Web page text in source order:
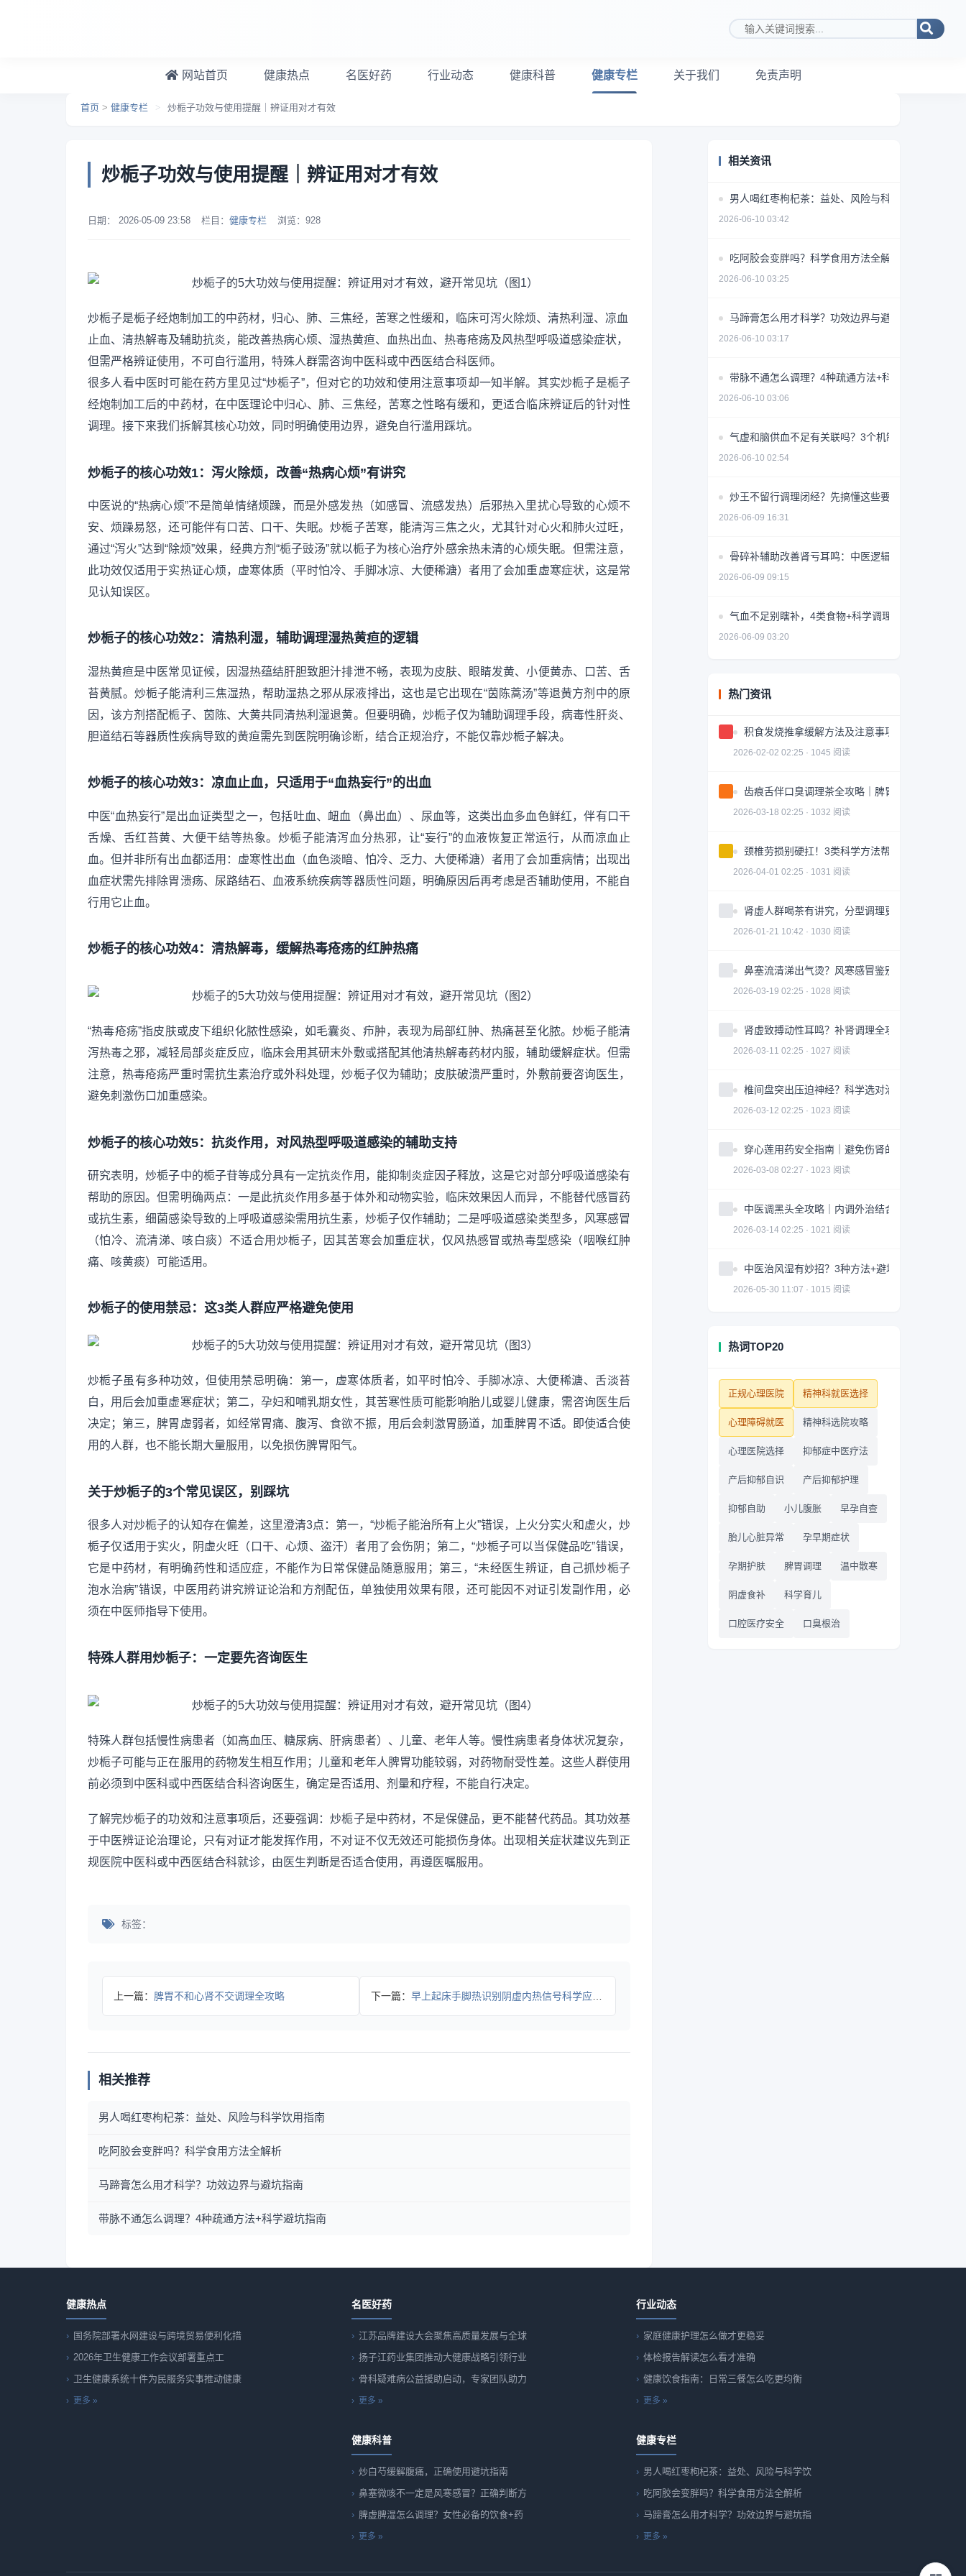
搜索关键词
网站首页 健康热点 名医好药 行业动态 健康科普 健康专栏 关于我们 免责声明
首页 > 健康专栏 > 炒栀子功效与使用提醒｜辨证用对才有效
炒栀子功效与使用提醒｜辨证用对才有效
日期： 2026-05-09 23:58 栏目： 健康专栏 浏览： 928
炒栀子是栀子经炮制加工的中药材，归心、肺、三焦经，苦寒之性缓和，临床可泻火除烦、清热利湿、凉血
止血、清热解毒及辅助抗炎，能改善热病心烦、湿热黄疸、血热出血、热毒疮疡及风热型呼吸道感染症状，
但需严格辨证使用，不可自行滥用，特殊人群需咨询中医科或中西医结合科医师。
很多人看中医时可能在药方里见过“炒栀子”，但对它的功效和使用注意事项却一知半解。其实炒栀子是栀子
经炮制加工后的中药材，在中医理论中归心、肺、三焦经，苦寒之性略有缓和，更适合临床辨证后的针对性
调理。接下来我们拆解其核心功效，同时明确使用边界，避免自行滥用踩坑。
炒栀子的核心功效1：泻火除烦，改善“热病心烦”有讲究
中医说的“热病心烦”不是简单情绪烦躁，而是外感发热（如感冒、流感发热）后邪热入里扰心导致的心烦不
安、烦躁易怒，还可能伴有口苦、口干、失眠。炒栀子苦寒，能清泻三焦之火，尤其针对心火和肺火过旺，
通过“泻火”达到“除烦”效果，经典方剂“栀子豉汤”就以栀子为核心治疗外感余热未清的心烦失眠。但需注意，
此功效仅适用于实热证心烦，虚寒体质（平时怕冷、手脚冰凉、大便稀溏）者用了会加重虚寒症状，这是常
见认知误区。
炒栀子的核心功效2：清热利湿，辅助调理湿热黄疸的逻辑
湿热黄疸是中医常见证候，因湿热蕴结肝胆致胆汁排泄不畅，表现为皮肤、眼睛发黄、小便黄赤、口苦、舌
苔黄腻。炒栀子能清利三焦湿热，帮助湿热之邪从尿液排出，这也是它出现在“茵陈蒿汤”等退黄方剂中的原
因，该方剂搭配栀子、茵陈、大黄共同清热利湿退黄。但要明确，炒栀子仅为辅助调理手段，病毒性肝炎、
胆道结石等器质性疾病导致的黄疸需先到医院明确诊断，结合正规治疗，不能仅靠炒栀子解决。
炒栀子的核心功效3：凉血止血，只适用于“血热妄行”的出血
中医“血热妄行”是出血证类型之一，包括吐血、衄血（鼻出血）、尿血等，这类出血多血色鲜红，伴有口干
舌燥、舌红苔黄、大便干结等热象。炒栀子能清泻血分热邪，让“妄行”的血液恢复正常运行，从而凉血止
血。但并非所有出血都适用：虚寒性出血（血色淡暗、怕冷、乏力、大便稀溏）者用了会加重病情；出现出
血症状需先排除胃溃疡、尿路结石、血液系统疾病等器质性问题，明确原因后再考虑是否辅助使用，不能自
行用它止血。
炒栀子的核心功效4：清热解毒，缓解热毒疮疡的红肿热痛
“热毒疮疡”指皮肤或皮下组织化脓性感染，如毛囊炎、疖肿，表现为局部红肿、热痛甚至化脓。炒栀子能清
泻热毒之邪，减轻局部炎症反应，临床会用其研末外敷或搭配其他清热解毒药材内服，辅助缓解症状。但需
注意，热毒疮疡严重时需抗生素治疗或外科处理，炒栀子仅为辅助；皮肤破溃严重时，外敷前要咨询医生，
避免刺激伤口加重感染。
炒栀子的核心功效5：抗炎作用，对风热型呼吸道感染的辅助支持
研究表明，炒栀子中的栀子苷等成分具有一定抗炎作用，能抑制炎症因子释放，这是它对部分呼吸道感染有
帮助的原因。但需明确两点：一是此抗炎作用多基于体外和动物实验，临床效果因人而异，不能替代感冒药
或抗生素，细菌感染导致的上呼吸道感染需用抗生素，炒栀子仅作辅助；二是呼吸道感染类型多，风寒感冒
（怕冷、流清涕、咳白痰）不适合用炒栀子，因其苦寒会加重症状，仅风热感冒或热毒型感染（咽喉红肿
痛、咳黄痰）可能适用。
炒栀子的使用禁忌：这3类人群应严格避免使用
炒栀子虽有多种功效，但使用禁忌明确：第一，虚寒体质者，如平时怕冷、手脚冰凉、大便稀溏、舌淡苔
白，用后会加重虚寒症状；第二，孕妇和哺乳期女性，其苦寒性质可能影响胎儿或婴儿健康，需咨询医生后
决定；第三，脾胃虚弱者，如经常胃痛、腹泻、食欲不振，用后会刺激胃肠道，加重脾胃不适。即使适合使
用的人群，也不能长期大量服用，以免损伤脾胃阳气。
关于炒栀子的3个常见误区，别踩坑
很多人对炒栀子的认知存在偏差，这里澄清3点：第一，“炒栀子能治所有上火”错误，上火分实火和虚火，炒
栀子仅适用于实火，阴虚火旺（口干、心烦、盗汗）者用了会伤阴；第二，“炒栀子可以当保健品吃”错误，
它是中药材，有明确药性和适应症，不能作为日常保健品随意服用；第三，“未经医生辨证，自己抓炒栀子
泡水治病”错误，中医用药讲究辨证论治和方剂配伍，单独使用效果有限，还可能因不对证引发副作用，必
须在中医师指导下使用。
特殊人群用炒栀子：一定要先咨询医生
特殊人群包括慢性病患者（如高血压、糖尿病、肝病患者）、儿童、老年人等。慢性病患者身体状况复杂，
炒栀子可能与正在服用的药物发生相互作用；儿童和老年人脾胃功能较弱，对药物耐受性差。这些人群使用
前必须到中医科或中西医结合科咨询医生，确定是否适用、剂量和疗程，不能自行决定。
了解完炒栀子的功效和注意事项后，还要强调：炒栀子是中药材，不是保健品，更不能替代药品。其功效基
于中医辨证论治理论，只有对证才能发挥作用，不对证不仅无效还可能损伤身体。出现相关症状建议先到正
规医院中医科或中西医结合科就诊，由医生判断是否适合使用，再遵医嘱服用。
标签：
上一篇： 脾胃不和心肾不交调理全攻略 下一篇： 早上起床手脚热识别阴虚内热信号科学应对全攻略
相关推荐
男人喝红枣枸杞茶：益处、风险与科学饮用指南
吃阿胶会变胖吗？科学食用方法全解析
马蹄膏怎么用才科学？功效边界与避坑指南
带脉不通怎么调理？4种疏通方法+科学避坑指南
相关资讯
男人喝红枣枸杞茶：益处、风险与科学饮用指南
2026-06-10 03:42
吃阿胶会变胖吗？科学食用方法全解析
2026-06-10 03:25
马蹄膏怎么用才科学？功效边界与避坑指南
2026-06-10 03:17
带脉不通怎么调理？4种疏通方法+科学避坑指南
2026-06-10 03:06
气虚和脑供血不足有关联吗？3个机制揭秘
2026-06-10 02:54
炒王不留行调理闭经？先搞懂这些要点避免无效用药
2026-06-09 16:31
骨碎补辅助改善肾亏耳鸣：中医逻辑与使用指南
2026-06-09 09:15
气血不足别瞎补，4类食物+科学调理指南
2026-06-09 03:20
热门资讯
积食发烧推拿缓解方法及注意事项
2026-02-02 02:25 · 1045 阅读
齿痕舌伴口臭调理茶全攻略｜脾胃健康轻松掌握
2026-03-18 02:25 · 1032 阅读
颈椎劳损别硬扛！3类科学方法帮你轻松缓解｜实
2026-04-01 02:25 · 1031 阅读
肾虚人群喝茶有讲究，分型调理更有效
2026-01-21 10:42 · 1030 阅读
鼻塞流清涕出气烫？风寒感冒鉴别指南全攻略
2026-03-19 02:25 · 1028 阅读
肾虚致搏动性耳鸣？补肾调理全攻略｜实用指南
2026-03-11 02:25 · 1027 阅读
椎间盘突出压迫神经？科学选对治疗方案全攻略
2026-03-12 02:25 · 1023 阅读
穿心莲用药安全指南｜避免伤肾的3大关键因素
2026-03-08 02:27 · 1023 阅读
中医调黑头全攻略｜内调外治结合改善皮肤问题
2026-03-14 02:25 · 1021 阅读
中医治风湿有妙招？3种方法+避坑指南助你科学
2026-05-30 11:07 · 1015 阅读
热词TOP20
正规心理医院 精神科就医选择
心理障碍就医 精神科选院攻略
心理医院选择 抑郁症中医疗法
产后抑郁自识 产后抑郁护理
抑郁自助 小儿腹胀 早孕自查
胎儿心脏异常 孕早期症状
孕期护肤 脾胃调理 温中散寒
阴虚食补 科学育儿
口腔医疗安全 口臭根治
健康热点
国务院部署水网建设与跨境贸易便利化措
2026年卫生健康工作会议部署重点工
卫生健康系统十件为民服务实事推动健康
更多 »
名医好药
江苏品牌建设大会聚焦高质量发展与全球
扬子江药业集团推动大健康战略引领行业
骨科疑难病公益援助启动，专家团队助力
更多 »
行业动态
家庭健康护理怎么做才更稳妥
体检报告解读怎么看才准确
健康饮食指南：日常三餐怎么吃更均衡
更多 »
健康科普
炒白芍缓解腹痛，正确使用避坑指南
鼻塞微咳不一定是风寒感冒？正确判断方
脾虚脾湿怎么调理？女性必备的饮食+药
更多 »
健康专栏
男人喝红枣枸杞茶：益处、风险与科学饮
吃阿胶会变胖吗？科学食用方法全解析
马蹄膏怎么用才科学？功效边界与避坑指
更多 »